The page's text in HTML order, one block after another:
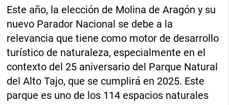
Este año, la elección de Molina de Aragón y su
nuevo Parador Nacional se debe a la
relevancia que tiene como motor de desarrollo
turístico de naturaleza, especialmente en el
contexto del 25 aniversario del Parque Natural
del Alto Tajo, que se cumplirá en 2025. Este
parque es uno de los 114 espacios naturales